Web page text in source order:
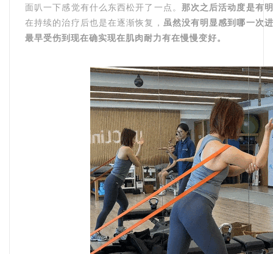
面叭一下感觉有什么东西松开了一点。 那次之后活动度是有
在持续的治疗后也是在逐渐恢复， 虽然没有明显感到哪一次
最早受伤到现在确实现在肌肉耐力有在慢慢变好。